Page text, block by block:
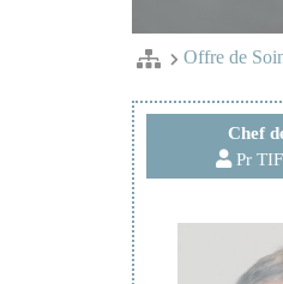
Offre de
Chef
Pr